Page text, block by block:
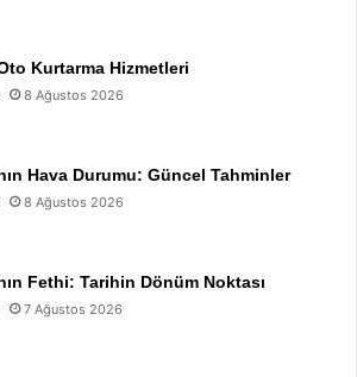
Kurtarma Hizmetleri
8 Ağustos 2026
Hava Durumu: Güncel Tahminler
8 Ağustos 2026
Fethi: Tarihin Dönüm Noktası
7 Ağustos 2026